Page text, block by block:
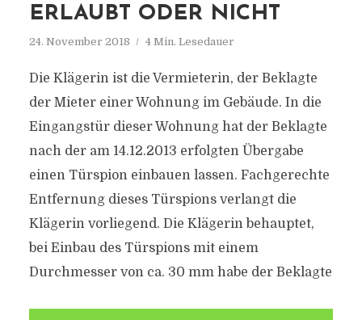
ERLAUBT ODER NICHT
24. November 2018 4 Min. Lesedauer
Die Klägerin ist die Vermieterin, der Beklagte
der Mieter einer Wohnung im Gebäude. In die
Eingangstür dieser Wohnung hat der Beklagte
nach der am 14.12.2013 erfolgten Übergabe
einen Türspion einbauen lassen. Fachgerechte
Entfernung dieses Türspions verlangt die
Klägerin vorliegend. Die Klägerin behauptet,
bei Einbau des Türspions mit einem
Durchmesser von ca. 30 mm habe der Beklagte